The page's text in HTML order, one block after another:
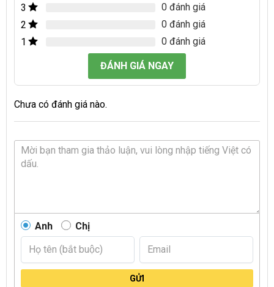
3
0 đánh giá
2
0 đánh giá
1
0 đánh giá
ĐÁNH GIÁ NGAY
Chưa có đánh giá nào.
Anh Chị
GỬI